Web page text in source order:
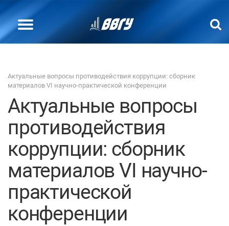
Актуальные вопросы противодействия коррупции: сборник
материалов VI научно-практической конференции
Актуальные вопросы
противодействия
коррупции: сборник
материалов VI научно-
практической
конференции